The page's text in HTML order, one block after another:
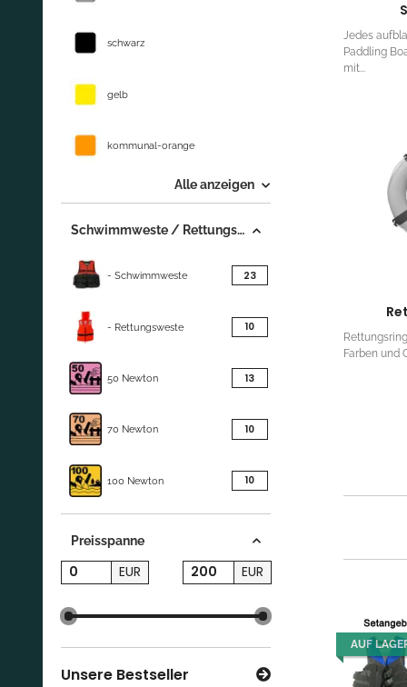
Jedes
Paddling
mit...
Farben und
AUF
schwarz
gelb
kommunal-orange
Alle anzeigen
Schwimmweste / Rettungsweste
- Schwimmweste 23Artikel gefunden
- Rettungsweste 10Artikel gefunden
50 Newton 13Artikel gefunden
70 Newton 10Artikel gefunden
100 Newton 10Artikel gefunden
Preisspanne
EUR EUR
Unsere Bestseller